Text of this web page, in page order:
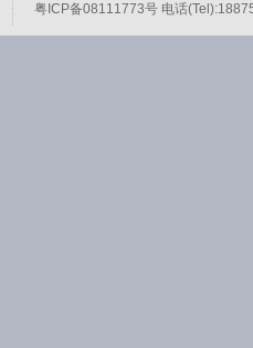
粤ICP备08111773号 电话